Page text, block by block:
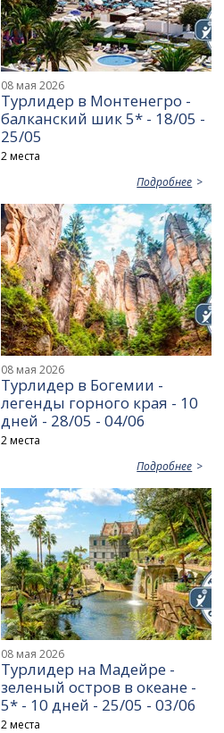
08 мая 2026
Турлидер в Монтенегро -
балканский шик 5* - 18/05 -
25/05
2 места
Подробнее
08 мая 2026
Турлидер в Богемии -
легенды горного края - 10
дней - 28/05 - 04/06
2 места
Подробнее
08 мая 2026
Турлидер на Мадейре -
зеленый остров в океане -
5* - 10 дней - 25/05 - 03/06
2 места